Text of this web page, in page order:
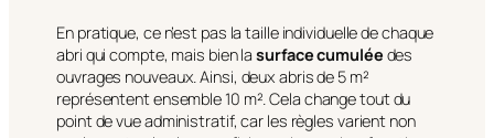
En pratique, ce n’est pas la taille individuelle de chaque
abri qui compte, mais bien lasurface cumulée des
ouvrages nouveaux. Ainsi, deux abris de 5 m²
représentent ensemble 10 m². Cela change tout du
point de vue administratif, car les règles varient non